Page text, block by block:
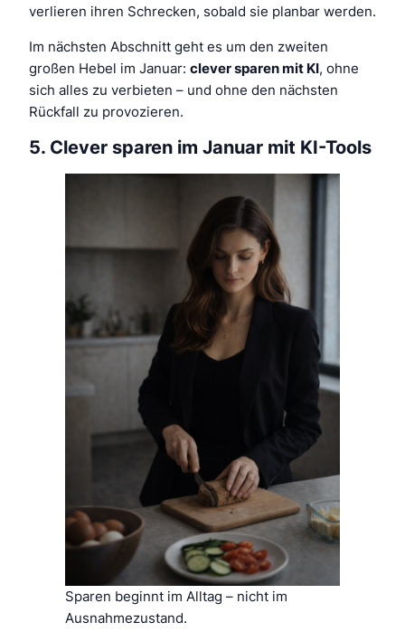
verlieren ihren Schrecken, sobald sie planbar werden.
Im nächsten Abschnitt geht es um den zweiten
großen Hebel im Januar: clever sparen mit KI, ohne
sich alles zu verbieten – und ohne den nächsten
Rückfall zu provozieren.
5. Clever sparen im Januar mit KI-Tools
Sparen beginnt im Alltag – nicht im
Ausnahmezustand.